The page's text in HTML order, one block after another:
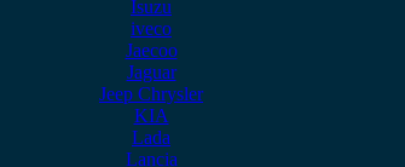
Isuzu
iveco
Jaecoo
Jaguar
Jeep Chrysler
KIA
Lada
Lancia